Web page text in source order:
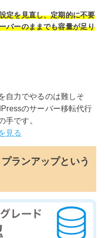
定を見直し、定期的に不要
バーのままでも容量が足り
自力でやるのは難しそ
のサーバー移転代行
手です。
見る
ランアップという